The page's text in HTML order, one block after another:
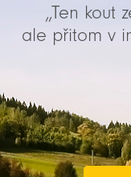
„Ten kout
ale přitom v